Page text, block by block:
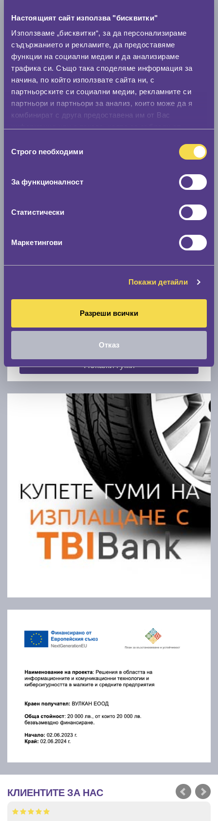
Настоящият сайт използва "бисквитки"
Използваме „бисквитки“, за да персонализираме
съдържанието и рекламите, да предоставяме
функции на социални медии и да анализираме
трафика си. Също така споделяме информация за
начина, по който използвате сайта ни, с
партньорските си социални медии, рекламните си
партньори и партньори за анализ, които може да я
комбинират с друга предоставена им от Вас
наСтрого nеобходими
За функционалност
Статистически
Маркетингови
Покажи детайли
Разреши всички
Отказ
Нов размер
Стар размер
Скоростомер при 100
По марка автомобил
Покажи гуми
КЛИЕНТИТЕ ЗА НАС